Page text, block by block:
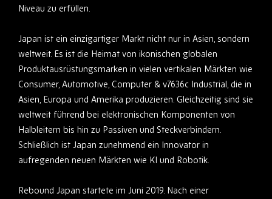
Niveau zu erfüllen.
Japan ist ein einzigartiger Markt nicht nur in Asien, sondern
weltweit. Es ist die Heimat von ikonischen globalen
Produktausrüstungsmarken in vielen vertikalen Märkten wie
Consumer, Automotive, Computer & v7636c Industrial, die in
Asien, Europa und Amerika produzieren. Gleichzeitig sind sie
weltweit führend bei elektronischen Komponenten von
Halbleitern bis hin zu Passiven und Steckverbindern.
Schließlich ist Japan zunehmend ein Innovator in
aufregenden neuen Märkten wie KI und Robotik.
Rebound Japan startete im Juni 2019. Nach einer